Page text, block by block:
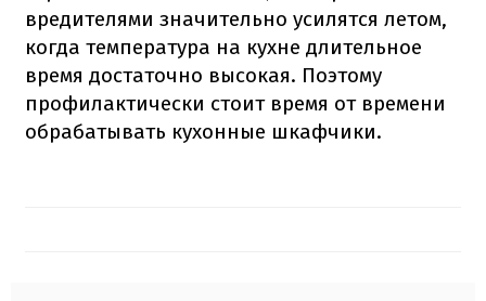
вредителями значительно усилятся летом,
когда температура на кухне длительное
время достаточно высокая. Поэтому
профилактически стоит время от времени
обрабатывать кухонные шкафчики.